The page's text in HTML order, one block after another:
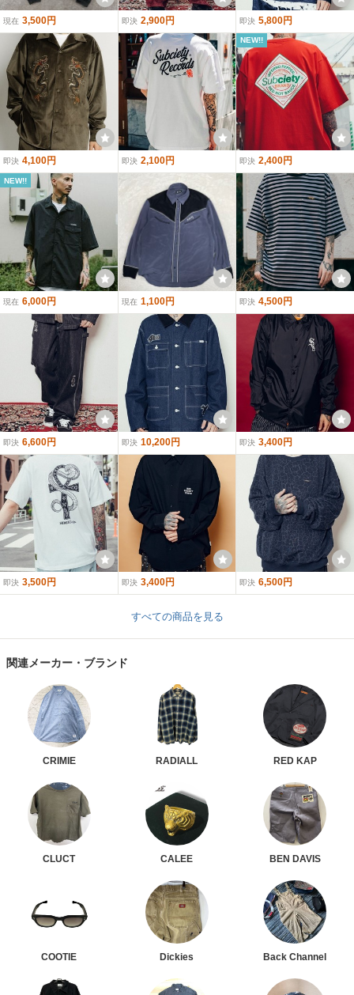
現在 3,500円 即決 2,900円 即決 5,800円
即決 4,100円 即決 2,100円
NEW!!
即決 2,400円
NEW!!
現在 6,000円 現在 1,100円 即決 4,500円
即決 6,600円 即決 10,200円 即決 3,400円
即決 3,500円 即決 3,400円 即決 6,500円
すべての商品を見る
関連メーカー・ブランド
CRIMIE RADIALL RED KAP
CLUCT CALEE BEN DAVIS
COOTIE Dickies Back Channel